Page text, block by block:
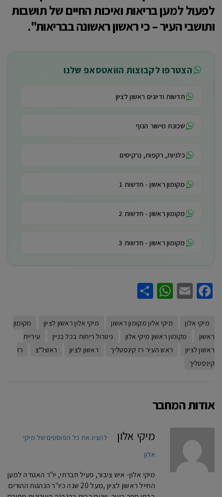
לפעול למען בריאות ואיכות החיים של תושבות
ותושבי העיר – כי ראשון ראשונה בבריאות".
הצטרפו לקבוצות הוואטסאפ שלנו
חדשות ודיונים ראשון לציון
שכונת מישור הנוף
כלניות, רקפות, נרקיסים
מקומון ראשון - חדשות 1
מקומון ראשון - חדשות 2
מקומון ראשון - חדשות 3
Facebook
Email
WhatsApp
מיקי אלון מיקי אלון מקומון ראשון מיקי אלון ראשון לציון
מקומון
ראשון
מקומון ראשון מיקי אלון ניטרול ריחות בכל בניין
עיריית
ראשון לציון
ראש העיר רז קינסטליך ראשון לציון ראשל"צ
רז
קינסטליך
אודות המחבר
מיקי אלון
להציג את כל הפוסטים של מיקי
אלון
מיקי אלון- איש ציבור, פעיל חברתי, יו"ר האגודה למען
החייל ראשון לציון ,מעל 20 שנה כיו"ר הנהגות ההורים